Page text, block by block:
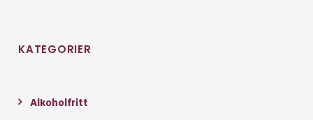
KATEGORIER
Alkoholfritt